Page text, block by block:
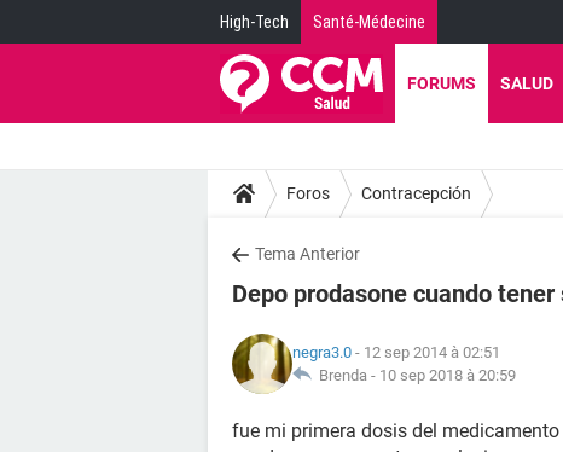
High-Tech Santé-Médecine
FORUMS SALUD
Foros Contracepción
Tema Anterior
Depo prodasone cuando
negra3.0 - 12 sep 2014 à 02:51
Brenda - 10 sep 2018 à 20:59
fue mi primera dosis del medicamento